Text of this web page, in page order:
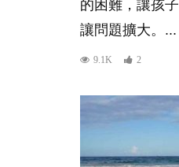
的困難，讓孩
讓問題擴大。...
9.1K 2